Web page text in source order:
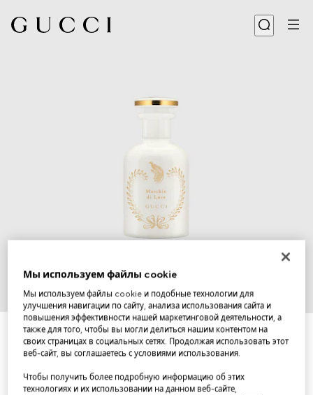
/3
The Alchemist's Garden, Muschio di Luce, 50ml, Eau
de Parfum
Мы используем файлы cookie
Мы используем файлы cookie и подобные технологии для
улучшения навигации по сайту, анализа использования сайта и
повышения эффективности нашей маркетинговой деятельности, а
также для того, чтобы вы могли делиться нашим контентом на
своих страницах в социальных сетях. Продолжая использовать этот
веб-сайт, вы соглашаетесь с условиями использования.
Чтобы получить более подробную информацию об этих
технологиях и их использовании на данном веб-сайте,